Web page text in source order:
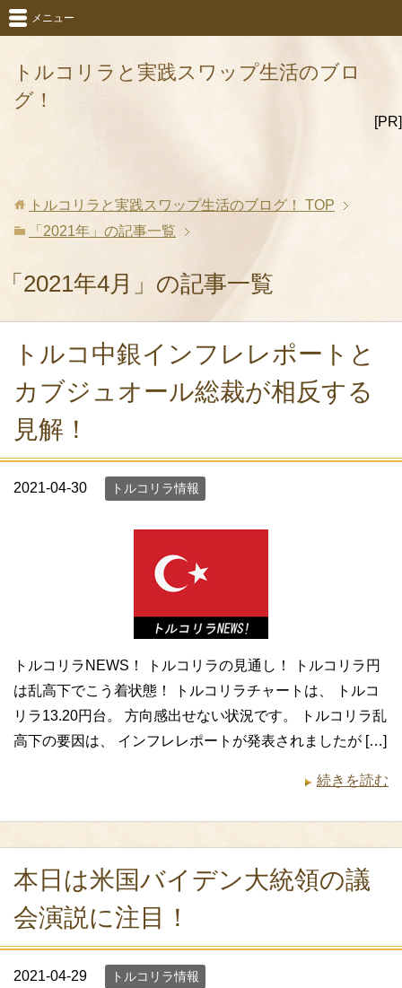
トルコリラと実践スワップ生活のブロ
グ！
[PR]
メニュー
トルコリラと実践スワップ生活のブログ！
TOP
「2021年」の記事一覧
「2021年4月」の記事一覧
トルコ中銀インフレレポートと
カブジュオール総裁が相反する
見解！
2021-04-30 トルコリラ情報
トルコリラNEWS！ トルコリラの見通し！ トルコリラ円
は乱高下でこう着状態！ トルコリラチャートは、 トルコ
リラ13.20円台。 方向感出せない状況です。 トルコリラ乱
高下の要因は、 インフレレポートが発表されましたが […]
続きを読む
本日は米国バイデン大統領の議
会演説に注目！
2021-04-29 トルコリラ情報